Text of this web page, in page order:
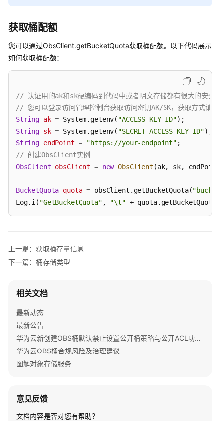
工
具
指
佳
实
践
API
参
考
SDK
参
概
C
Go
BrowserJS
Android
获取桶配额
您可以通过ObsClient.getBucketQuota获取桶配额。以下代码展示
如何获取桶配额：
// 认证用的ak和sk硬编码到代码中或者明文存储都有很大的安全风
// 您可以登录访问管理控制台获取访问密钥AK/SK，获取方
String ak = System.getenv( "ACCESS_KEY_ID"
String sk = System.getenv( "SECRET_ACCESS_KEY_ID"
String endPoint = "https://your-endpoint"
// 创建ObsClient实例
ObsClient
obsClient = new ObsClient (ak, sk,
BucketQuota quota = obsClient.getBucketQuota(
Log.i( "GetBucketQuota" , "\t" +
上一篇：获取桶存量信息
下一篇：桶存储类型
相关文档
最新动态
最新公告
华为云新创建OBS桶默认禁止设置公开桶策略与公开ACL功能通知
华为云OBS桶合规风险及治理建议
图解对象存储服务
意见反馈
文档内容是否对您有帮助？